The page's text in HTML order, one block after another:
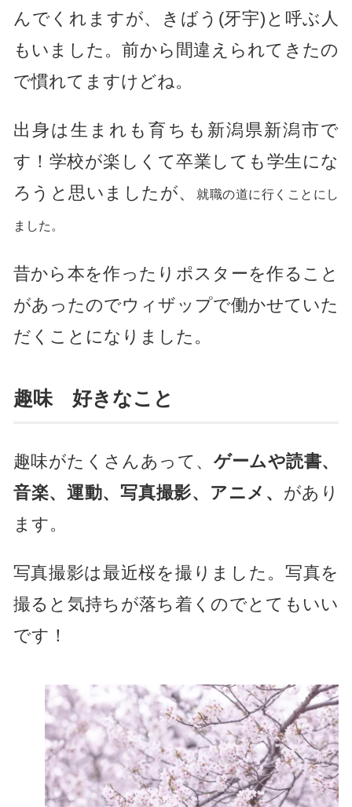
んでくれますが、きばう(牙宇)と呼ぶ人
もいました。前から間違えられてきたの
で慣れてますけどね。
出身は生まれも育ちも新潟県新潟市で
す！学校が楽しくて卒業しても学生にな
ろうと思いましたが、
就職の道に行くことにし
ました。
昔から本を作ったりポスターを作ること
があったのでウィザップで働かせていた
だくことになりました。
趣味 好きなこと
趣味がたくさんあって、 ゲームや読書、
音楽、運動、写真撮影、アニメ、 があり
ます。
写真撮影は最近桜を撮りました。写真を
撮ると気持ちが落ち着くのでとてもいい
です！